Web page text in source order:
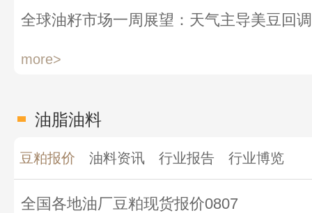
more>
油脂油料
豆粕报价 油料资讯 行业报告 行业博览
全国各地油厂豆粕现货报价0807